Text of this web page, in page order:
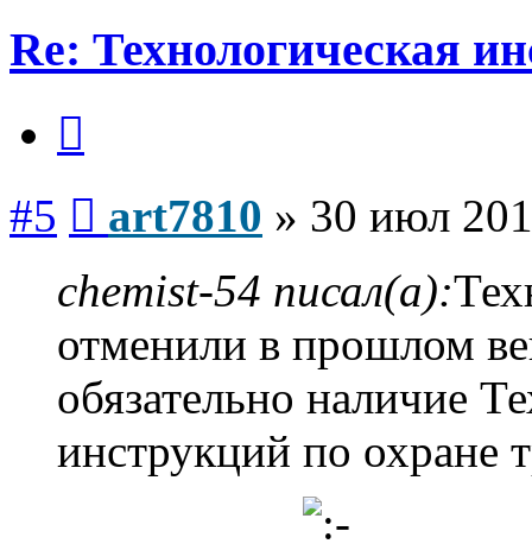
Re: Технологическая
#5 art7810 » 30 июл
chemist-54 писал(а):
отменили в прошлом
обязательно наличие
инструкций по охране